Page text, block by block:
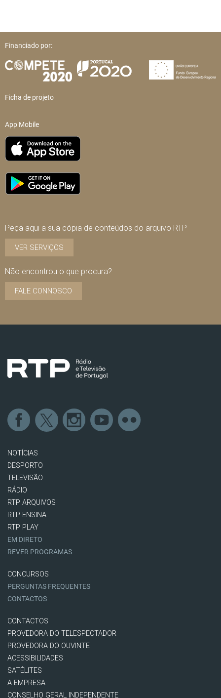
Financiado por:
Ficha de projeto
App Mobile
Peça aqui a sua cópia de conteúdos do arquivo RTP
VER SERVIÇOS
Não encontrou o que procura?
FALE CONNOSCO
NOTÍCIAS
DESPORTO
TELEVISÃO
RÁDIO
RTP ARQUIVOS
RTP ENSINA
RTP PLAY
EM DIRETO
REVER PROGRAMAS
CONCURSOS
PERGUNTAS FREQUENTES
CONTACTOS
CONTACTOS
PROVEDORA DO TELESPECTADOR
PROVEDORA DO OUVINTE
ACESSIBILIDADES
SATÉLITES
A EMPRESA
CONSELHO GERAL INDEPENDENTE